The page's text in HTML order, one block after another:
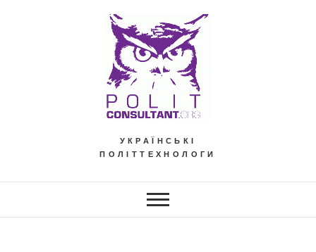
УКРАЇНСЬКІ
ПОЛІТТЕХНОЛОГИ